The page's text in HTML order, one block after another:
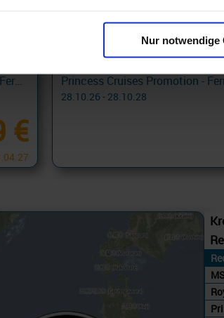
Nur notwendige
Mein Schiff - Flugpaket 14 Nächte - Die Vielfalt des Fernen Osten - ab Tokio/bis Hongkong
€
Asien Kreuzfahrten
28.10.26 - 28.10.28